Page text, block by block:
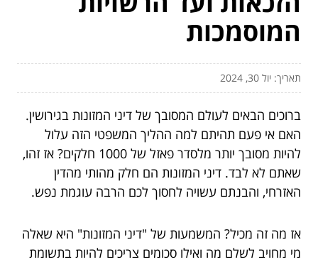
המוסמכות
תאריך: יול 30, 2024
ברוכים הבאים לעולם המסובך של דיני המזונות בגירושין.
האם אי פעם תהיתם למה ההליך המשפטי הזה עלול
להיות מסובך יותר מלסדר פאזל של 1000 חלקים? אז זהו,
שאתם לא לבד. דיני המזונות הם חלק מהותי מהדין
האזרחי, והבנתם עשויה לחסוך לכם הרבה עוגמת נפש.
אז מה זה מכיל? המשמעות של "דיני המזונות" היא שאלה
מי מחויב לשלם מה ואילו סכומים צריכים להיות בתשומת